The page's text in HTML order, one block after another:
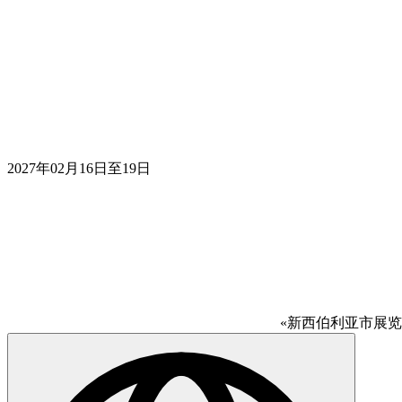
2027年02月16日至19日
«新西伯利亚市展